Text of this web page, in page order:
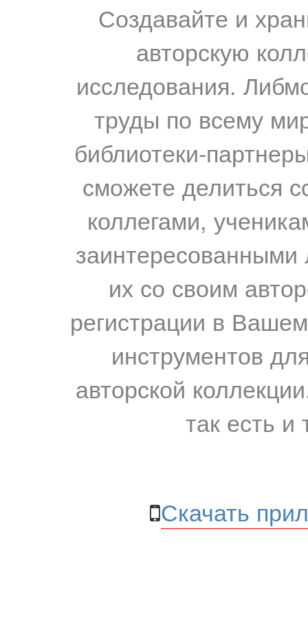
Создавайте и
авторскую
исследования.
труды по всему
библиотеки-
сможете делиться
коллегами,
их со своим
регистрации в
инструментов
авторской
так есть и
Скачать